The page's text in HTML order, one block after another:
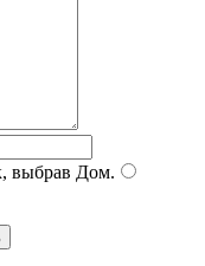
выбрав Дом.